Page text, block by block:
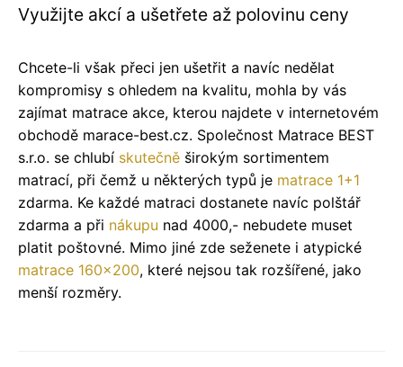
Využijte akcí a ušetřete až polovinu ceny
Chcete-li však přeci jen ušetřit a navíc nedělat
kompromisy s ohledem na kvalitu, mohla by vás
zajímat matrace akce, kterou najdete v internetovém
obchodě marace-best.cz. Společnost Matrace BEST
s.r.o. se chlubí skutečně širokým sortimentem
matrací, při čemž u některých typů je matrace 1+1
zdarma. Ke každé matraci dostanete navíc polštář
zdarma a při nákupu nad 4000,- nebudete muset
platit poštovné. Mimo jiné zde seženete i atypické
matrace 160x200, které nejsou tak rozšířené, jako
menší rozměry.